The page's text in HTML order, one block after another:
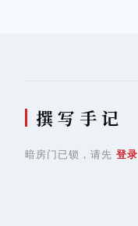
撰 写 手 记
暗房门已锁，请先 登录